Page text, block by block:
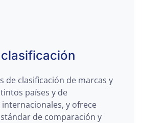
de clasificación de marcas y
países y de
y ofrece
de comparación y